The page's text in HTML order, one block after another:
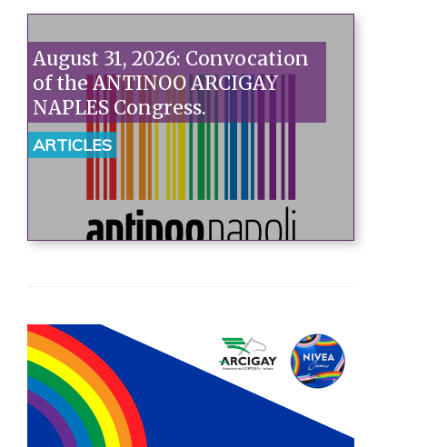
August 31, 2026: Convocation
of the ANTINOO ARCIGAY
NAPLES Congress.
ARTICLES